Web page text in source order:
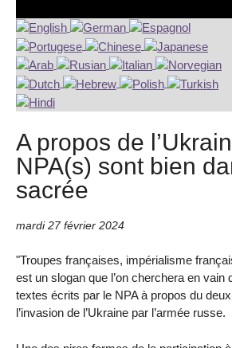
A propos de
NPA(s) sont bien
sacrée
mardi 27 février 2024
"Troupes françaises, impérialisme
est un slogan que l’on cherchera en vain
textes écrits par le NPA à propos du
l’invasion de l’Ukraine par l’armée russe.